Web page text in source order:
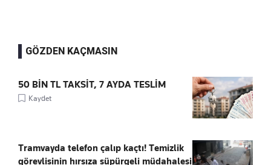
GÖZDEN KAÇMASIN
50 BİN TL TAKSİT, 7 AYDA TESLİM
Kaydet
Tramvayda telefon çalıp kaçtı! Temizlik
görevlisinin hırsıza süpürgeli müdahalesi